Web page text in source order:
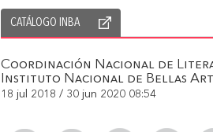
CATÁLOGO INBA
Coordinación Nacional de
Instituto Nacional de Bellas
18 jul 2018 / 30 jun 2020 08:54